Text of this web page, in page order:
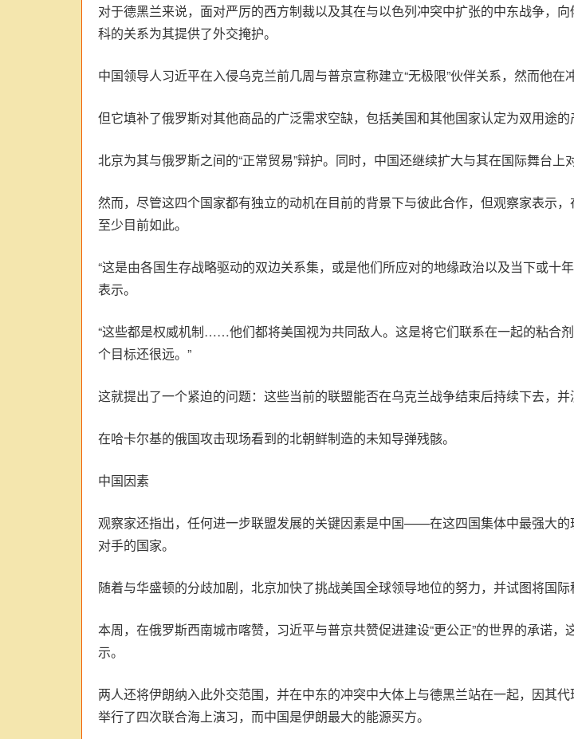
对于德黑兰来说，面对严厉的西方制裁以及其在与以色列冲突中扩张的中东战争，
科的关系为其提供了外交掩护。
中国领导人习近平在入侵乌克兰前几周与普京宣称建立“无极限”伙伴关系，然而他
但它填补了俄罗斯对其他商品的广泛需求空缺，包括美国和其他国家认定为双用途的
北京为其与俄罗斯之间的“正常贸易”辩护。同时，中国还继续扩大与其在国际舞台上
然而，尽管这四个国家都有独立的动机在目前的背景下与彼此合作，但观察家表示
至少目前如此。
“这是由各国生存战略驱动的双边关系集，或是他们所应对的地缘政治以及当下或十
表示。
“这些都是权威机制……他们都将美国视为共同敌人。这是将它们联系在一起的粘
个目标还很远。”
这就提出了一个紧迫的问题：这些当前的联盟能否在乌克兰战争结束后持续下去，并
在哈卡尔基的俄国攻击现场看到的北朝鲜制造的未知导弹残骸。
中国因素
观察家还指出，任何进一步联盟发展的关键因素是中国——在这四国集体中最强大
对手的国家。
随着与华盛顿的分歧加剧，北京加快了挑战美国全球领导地位的努力，并试图将国
本周，在俄罗斯西南城市喀赞，习近平与普京共赞促进建设“更公正”的世界的承诺
示。
两人还将伊朗纳入此外交范围，并在中东的冲突中大体上与德黑兰站在一起，因其
举行了四次联合海上演习，而中国是伊朗最大的能源买方。